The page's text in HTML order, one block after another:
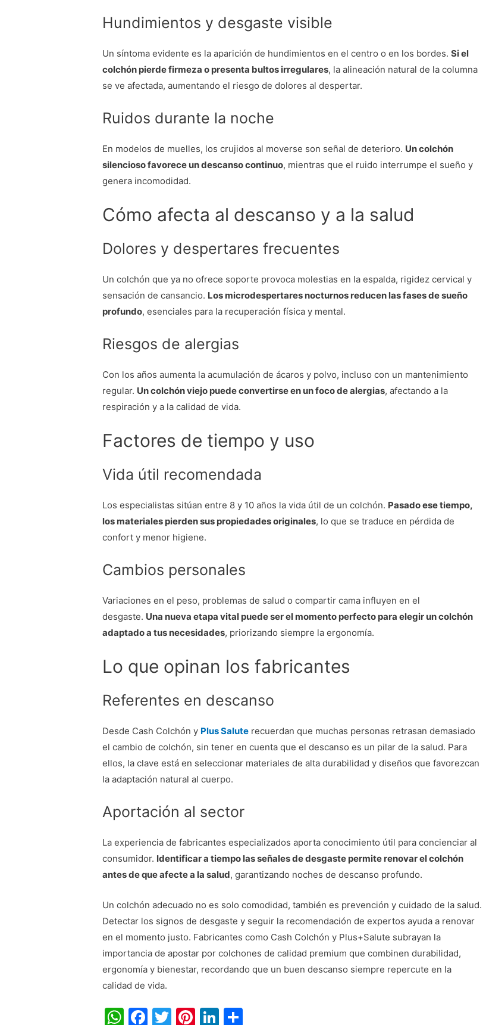
Hundimientos y desgaste visible
Un síntoma evidente es la aparición de hundimientos en el centro o en los bordes.Si el
colchón pierde firmeza o presenta bultos irregulares, la alineación natural de la columna
se ve afectada, aumentando el riesgo de dolores al despertar.
Ruidos durante la noche
En modelos de muelles, los crujidos al moverse son señal de deterioro. Un colchón
silencioso favorece un descanso continuo, mientras que el ruido interrumpe el sueño y
genera incomodidad.
Cómo afecta al descanso y a la salud
Dolores y despertares frecuentes
Un colchón que ya no ofrece soporte provoca molestias en la espalda, rigidez cervical y
sensación de cansancio. Los microdespertares nocturnos reducen las fases de sueño
profundo, esenciales para la recuperación física y mental.
Riesgos de alergias
Con los años aumenta la acumulación de ácaros y polvo, incluso con un mantenimiento
regular. Un colchón viejo puede convertirse en un foco de alergias, afectando a la
respiración y a la calidad de vida.
Factores de tiempo y uso
Vida útil recomendada
Los especialistas sitúan entre 8 y 10 años la vida útil de un colchón. Pasado ese tiempo,
los materiales pierden sus propiedades originales, lo que se traduce en pérdida de
confort y menor higiene.
Cambios personales
Variaciones en el peso, problemas de salud o compartir cama influyen en el
desgaste. Una nueva etapa vital puede ser el momento perfecto para elegir un colchón
adaptado a tus necesidades, priorizando siempre la ergonomía.
Lo que opinan los fabricantes
Referentes en descanso
Desde Cash Colchón y Plus Salute recuerdan que muchas personas retrasan demasiado
el cambio de colchón, sin tener en cuenta que el descanso es un pilar de la salud. Para
ellos, la clave está en seleccionar materiales de alta durabilidad y diseños que favorezcan
la adaptación natural al cuerpo.
Aportación al sector
La experiencia de fabricantes especializados aporta conocimiento útil para concienciar al
consumidor. Identificar a tiempo las señales de desgaste permite renovar el colchón
antes de que afecte a la salud, garantizando noches de descanso profundo.
Un colchón adecuado no es solo comodidad, también es prevención y cuidado de la salud.
Detectar los signos de desgaste y seguir la recomendación de expertos ayuda a renovar
en el momento justo. Fabricantes como Cash Colchón y Plus+Salute subrayan la
importancia de apostar por colchones de calidad premium que combinen durabilidad,
ergonomía y bienestar, recordando que un buen descanso siempre repercute en la
calidad de vida.
W F
T
Pi Li